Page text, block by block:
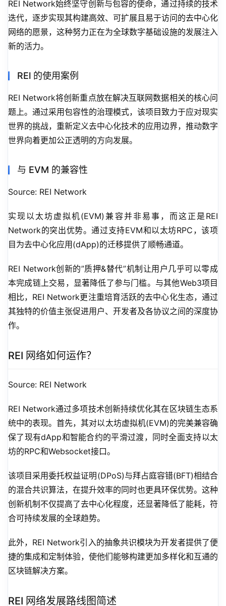
REI Network始终坚守创新与包容的使命，通过持续的技术
迭代，逐步实现其构建高效、可扩展且易于访问的去中心化
网络的愿景，这种努力正在为全球数字基础设施的发展注入
新的活力。
REl 的使用案例
REI Network将创新重点放在解决互联网数据相关的核心问
题上。通过采用包容性的治理模式，该项目致力于应对现实
世界的挑战，重新定义去中心化技术的应用边界，推动数字
世界向着更加公正透明的方向发展。
与 EVM 的兼容性
Source: REI Network
实现以太坊虚拟机(EVM)兼容并非易事，而这正是REI
Network的突出优势。通过支持EVM和以太坊RPC，该项
目为去中心化应用(dApp)的迁移提供了顺畅通道。
REI Network创新的”质押&替代”机制让用户几乎可以零成
本完成链上交易，显著降低了参与门槛。与其他Web3项目
相比，REI Network更注重培育活跃的去中心化生态，通过
其独特的价值主张促进用户、开发者及各协议之间的深度协
作。
REI 网络如何运作？
Source: REI Network
REI Network通过多项技术创新持续优化其在区块链生态系
统中的表现。首先，其对以太坊虚拟机(EVM)的完美兼容确
保了现有dApp和智能合约的平滑过渡，同时全面支持以太
坊的RPC和Websocket接口。
该项目采用委托权益证明(DPoS)与拜占庭容错(BFT)相结合
的混合共识算法，在提升效率的同时也更具环保优势。这种
创新机制不仅提高了去中心化程度，还显著降低了能耗，符
合可持续发展的全球趋势。
此外，REI Network引入的抽象共识模块为开发者提供了便
捷的集成和定制体验，使他们能够构建更加多样化和互通的
区块链解决方案。
REI 网络发展路线图简述